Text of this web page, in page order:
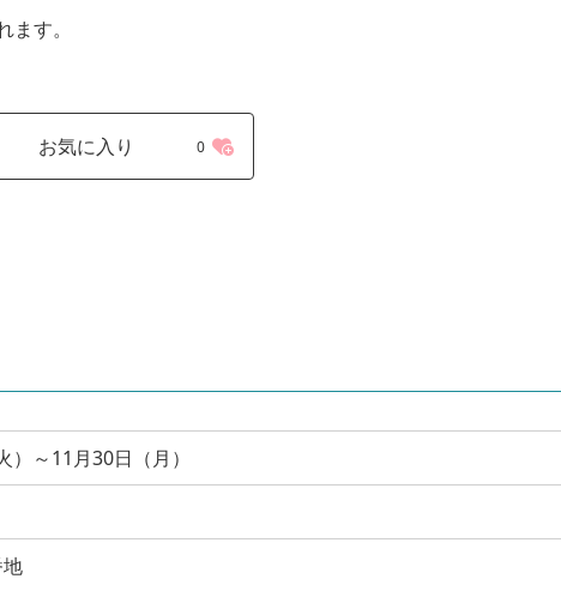
す。
お気に入り 0
～11月30日（月）